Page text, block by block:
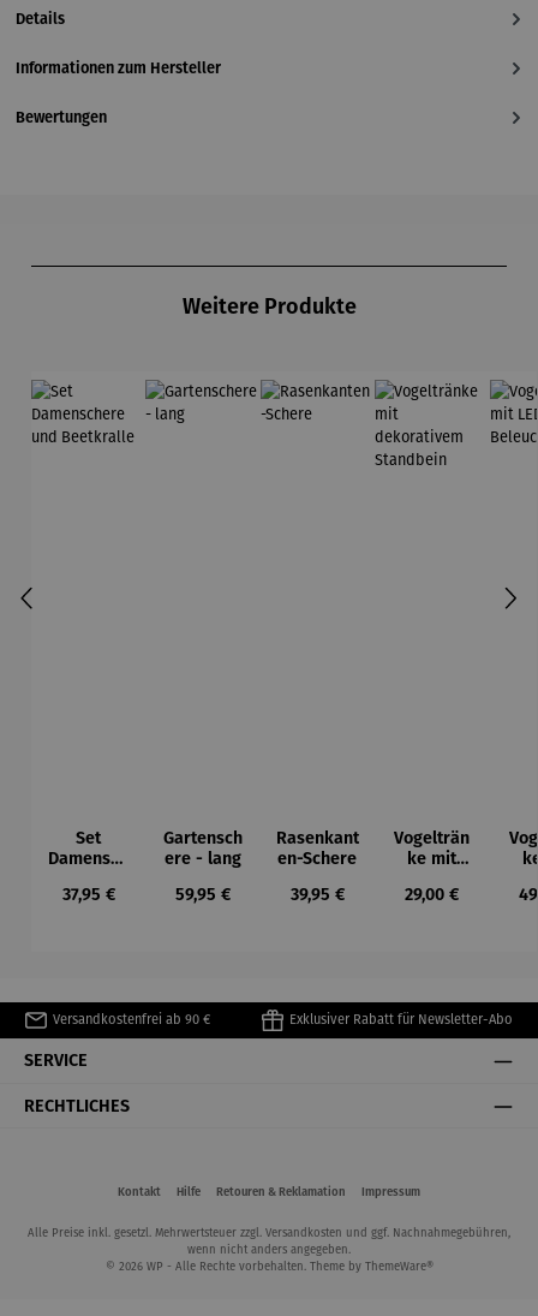
Details
Informationen zum Hersteller
Bewertungen
Weitere Produkte
Set
Damensch
Beetkralle
Regulärer Preis:
37,95 €
Gartensch
ere - lang
Regulärer Preis:
59,95 €
Rasenkant
en-Schere
Regulärer Preis:
39,95 €
Vogelträn
ke mit
em
Regulärer Preis:
29,00 €
Versandkostenfrei ab 90 € Exklusiver Rabatt für Newsletter-Abo
SERVICE
RECHTLICHES
Kontakt Hilfe Retouren & Reklamation Impressum
Alle Preise inkl. gesetzl. Mehrwertsteuer zzgl. Versandkosten und ggf. Nachnahmegebühren,
wenn nicht anders angegeben.
© 2026 WP - Alle Rechte vorbehalten. Theme by ThemeWare®